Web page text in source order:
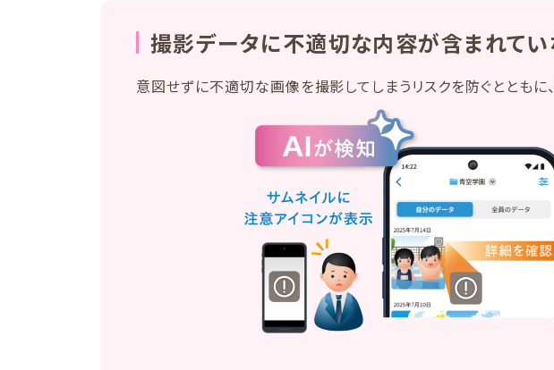
撮影データに不適切な内容が含まれてい
意図せずに不適切な画像を撮影してしまうリスクを防ぐとともに